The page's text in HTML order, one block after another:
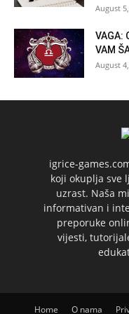
August
VAGA:
VAM
August
igrice-
koji okuplja sve
uzrast. Naša
informativan i
preporuke
vijesti,
Home O nama